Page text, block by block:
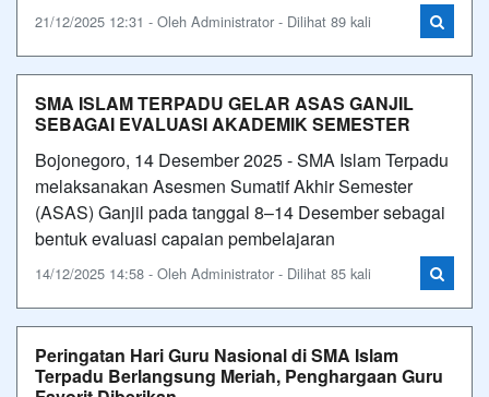
21/12/2025 12:31 - Oleh Administrator - Dilihat 89 kali
SMA ISLAM TERPADU GELAR ASAS GANJIL
SEBAGAI EVALUASI AKADEMIK SEMESTER
Bojonegoro, 14 Desember 2025 - SMA Islam Terpadu
melaksanakan Asesmen Sumatif Akhir Semester
(ASAS) Ganjil pada tanggal 8–14 Desember sebagai
bentuk evaluasi capaian pembelajaran
14/12/2025 14:58 - Oleh Administrator - Dilihat 85 kali
Peringatan Hari Guru Nasional di SMA Islam
Terpadu Berlangsung Meriah, Penghargaan Guru